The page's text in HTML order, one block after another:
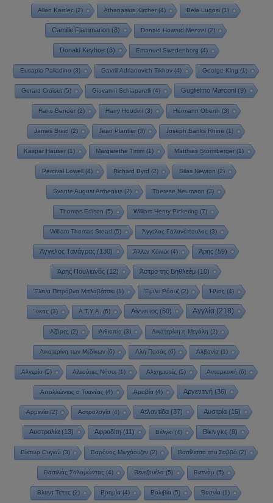
Allan Kardec (2) Athanasius Kircher (4) Bela Lugosi (1)
Camille Flammarion (8) Donald Howard Menzel (2)
Donald Keyhoe(8) Emanuel Swedenborg (4)
Eusapia Palladino (3) Gavriil Adrianovich Tikhov(4) George King (1)
Gerard Croiset(5) Giovanni Schiaparelli(4) Guglielmo Marconi(9)
Hans Bender(2) Harry Houdini(3) Hermann Oberth (3)
James Braid (2) Jean Plantier(3) Joseph Banks Rhine (1)
Kaspar Hauser(1) Margarethe Timm(1) Matthias Stormberger(1)
Percival Lowell (4) Richard Byrd (2) Silas Newton (2)
Svante August Arrhenius (2) Therese Neumann (3)
Thomas Edison (5) William Henry Pickering (7)
William Thomas Stead (5) Άγγελος Γαλανόπουλος (3)
Άγγελος Τανάγρας (130) Άλλεν Χάινεκ (4) Άρης (59)
Άρης Πουλιανός (12) Άστρο της Βηθλεέμ (10)
Έλενα Πετρόβνα Μπλαβάτσκι(1) Έμιλυ Ρόουζ(2) Ήλιος (4)
Ίνκας (3) Α.Τ.Υ.Α. (6) Αίγυπτος(50) Αγγλία(218)
Αζόρες (2) Αιθιοπία(3) Αικατερίνη η Μεγάλη (2)
Αικατερίνη των Μεδίκων(6) Αλή Πασάς (6) Αλβανία(1)
Αλγερία(5) Αλεούτιες Νήσοι(1) Αλχημιστές (5) Ανταρκτική (6)
Απολλώνιος ο Τυανέας (4) Αραβία (4) Αργεντινή (36)
Αρμενία (2) Αστρολογία (4) Ατλαντίδα (37) Αυστρία (15)
Αυστραλία (13) Αφροδίτη (11) Βέλγιο (4) Βίκινγκς (9)
Βίκτωρ Ουγκώ (3) Βαρόνος Μινχάουζεν (2) Βασίλισσα του Σαββά (2)
Βασιλιάς Σολομώντας (4) Βενεζουέλα(5) Βιετνάμ (5)
Βλαντ Τέπες (2) Βοημία (4) Βολιβία (5) Βοσνία (1)